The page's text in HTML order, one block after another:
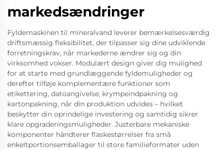
markedsændringer
Fyldemaskinen til mineralvand leverer bemærkelsesværdig
driftsmæssig fleksibilitet, der tilpasser sig dine udviklende
forretningskrav, når markederne ændrer sig og din
virksomhed vokser. Modulært design giver dig mulighed
for at starte med grundlæggende fyldemuligheder og
derefter tilføje komplementære funktioner som
etikettering, datoangivelse, krympeindpakning og
kartonpakning, når din produktion udvides – hvilket
beskytter din oprindelige investering og samtidig sikrer
klare opgraderingsmuligheder. Justerbare mekaniske
komponenter håndterer flaskestørrelser fra små
enkeltportionsemballager til store familieformater uden